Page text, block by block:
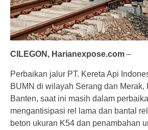
CILEGON, Harianexpose.com –
Perbaikan jalur PT. Kereta Api
BUMN di wilayah Serang dan Merak,
Banten, saat ini masih dalam
mengantisipasi rel lama dan bantal
beton ukuran K54 dan penambahan